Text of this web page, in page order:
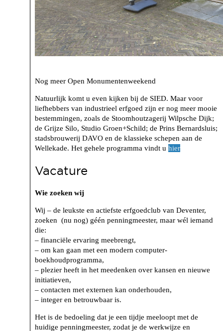
Nog meer Open Monumentenweekend
Natuurlijk komt u even kijken bij de SIED. Maar voor
liefhebbers van industrieel erfgoed zijn er nog meer mooie
bestemmingen, zoals de Stoomhoutzagerij Wilpsche Dijk;
de Grijze Silo, Studio Groen+Schild; de Prins Bernardsluis;
stadsbrouwerij DAVO en de klassieke schepen aan de
Wellekade. Het gehele programma vindt u hier
Vacature
Wie zoeken wij
Wij – de leukste en actiefste erfgoedclub van Deventer,
zoeken (nu nog) géén penningmeester, maar wél iemand
die:
– financiële ervaring meebrengt,
– om kan gaan met een modern computer-
boekhoudprogramma,
– plezier heeft in het meedenken over kansen en nieuwe
initiatieven,
– contacten met externen kan onderhouden,
– integer en betrouwbaar is.
Het is de bedoeling dat je een tijdje meeloopt met de
huidige penningmeester, zodat je de werkwijze en